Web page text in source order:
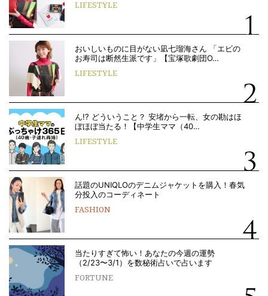
LIFESTYLE
おいしいものに目がない凪七瑠海さん 「エビの
お寿司は断然生派です」【宝塚歌劇団O…
LIFESTYLE
ん!? どういうこと？ 安堵から一転、女の勘はほ
ぼほぼ当たる！【中学生ママ（40…
LIFESTYLE
話題のUNIQLOのデニムジャケットを購入！春気
分投入のコーディネート
FASHION
当たりすぎて怖い！あなたの今週の運勢
（2/23〜3/1）を数秘術占いで占います
FORTUNE